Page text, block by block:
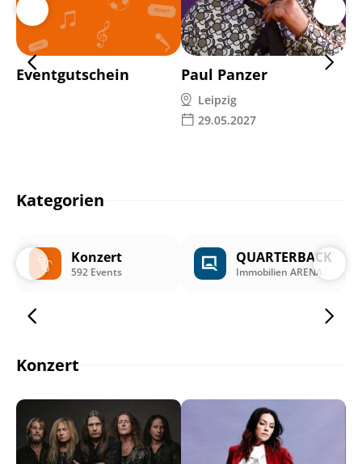
Eventgutschein Paul Panzer
Leipzig
29.05.2027
Kategorien
Konzert
592 Events
QUARTERBACK
Immobilien ARENA
Konzert